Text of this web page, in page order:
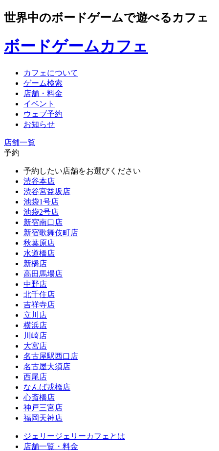
世界中のボードゲームで遊べるカフェ
ボードゲームカフェ
カフェについて
ゲーム検索
店舗・料金
イベント
ウェブ予約
お知らせ
店舗一覧
予約
予約したい店舗をお選びください
渋谷本店
渋谷宮益坂店
池袋1号店
池袋2号店
新宿南口店
新宿歌舞伎町店
秋葉原店
水道橋店
新橋店
高田馬場店
中野店
北千住店
吉祥寺店
立川店
横浜店
川崎店
大宮店
名古屋駅西口店
名古屋大須店
西尾店
なんば戎橋店
心斎橋店
神戸三宮店
福岡天神店
ジェリージェリーカフェとは
店舗一覧・料金